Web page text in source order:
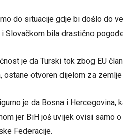
do situacije gdje bi došlo do
Slovačkom bila drastično
je da Turski tok zbog EU
ostane otvoren dijelom za
je da Bosna i Hercegovina,
jer BiH još uvijek ovisi samo
Federacije.